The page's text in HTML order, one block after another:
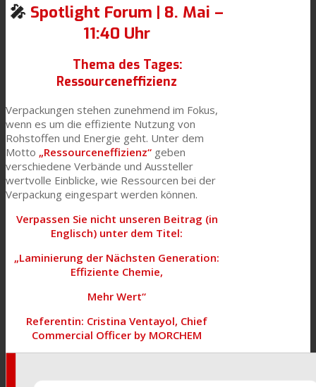
🎤 Spotlight Forum | 8. Mai –
11:40 Uhr
Thema des Tages:
Ressourceneffizienz
Verpackungen stehen zunehmend im Fokus,
wenn es um die effiziente Nutzung von
Rohstoffen und Energie geht. Unter dem
Motto „Ressourceneffizienz“ geben
verschiedene Verbände und Aussteller
wertvolle Einblicke, wie Ressourcen bei der
Verpackung eingespart werden können.
Verpassen Sie nicht unseren Beitrag (in
Englisch) unter dem Titel:
„Laminierung der Nächsten Generation:
Effiziente Chemie,
Mehr Wert“
Referentin: Cristina Ventayol, Chief
Commercial Officer by MORCHEM